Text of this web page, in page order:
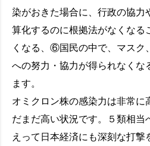
染がおきた場合に、行政の協力
算化するのに根拠法がなくなる
くなる、⑥国民の中で、マスク
への努力・協力が得られなくな
ます。
オミクロン株の感染力は非常に
だまだ高い状況です。５類相当
えって日本経済にも深刻な打撃